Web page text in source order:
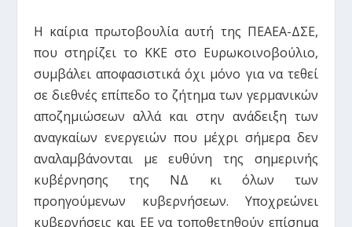
Η καίρια πρωτοβουλία αυτή της ΠΕΑΕΑ-ΔΣΕ,
που στηρίζει το ΚΚΕ στο Ευρωκοινοβούλιο,
συμβάλει αποφασιστικά όχι μόνο για να τεθεί
σε διεθνές επίπεδο το ζήτημα των γερμανικών
αποζημιώσεων αλλά και στην ανάδειξη των
αναγκαίων ενεργειών που μέχρι σήμερα δεν
αναλαμβάνονται με ευθύνη της σημερινής
κυβέρνησης της ΝΔ κι όλων των
προηγούμενων κυβερνήσεων. Υποχρεώνει
κυβερνήσεις και ΕΕ να τοποθετηθούν επίσημα